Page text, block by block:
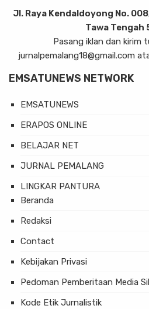
Jl. Raya Kendaldoyong No.
Tawa Tengah
Pasang iklan dan kirim
jurnalpemalang18@gmail.com
EMSATUNEWS NETWORK
EMSATUNEWS
ERAPOS ONLINE
BELAJAR NET
JURNAL PEMALANG
LINGKAR PANTURA
Beranda
Redaksi
Contact
Kebijakan Privasi
Pedoman Pemberitaan Media
Kode Etik Jurnalistik